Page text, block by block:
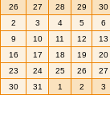
26
27 28 29 30
2
3 4 5 6
9
10 11 12 13
16
17 18 19 20
23
24 25 26 27
30
31 1 2 3